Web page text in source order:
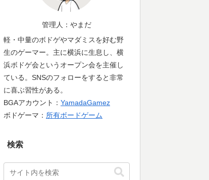
管理人：やまだ
軽・中量のボドゲやマダミスを好む野
生のゲーマー。主に横浜に生息し、横
浜ボドゲ会というオープン会を主催し
ている。SNSのフォローをすると非常
に喜ぶ習性がある。
BGAアカウント： YamadaGamez
ボドゲーマ： 所有ボードゲーム
検索